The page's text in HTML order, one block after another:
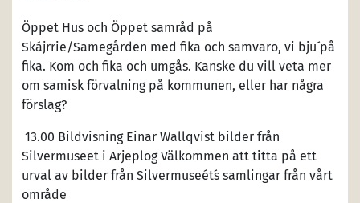
Öppet Hus och Öppet samråd på
Skájrrie/Samegården med fika och samvaro, vi bju´ på
fika. Kom och fika och umgås. Kanske du vill veta mer
om samisk förvalning på kommunen, eller har några
förslag?
13.00 Bildvisning Einar Wallqvist bilder från
Silvermuseet i Arjeplog Välkommen att titta på ett
urval av bilder från Silvermuseét´s samlingar från vårt
område